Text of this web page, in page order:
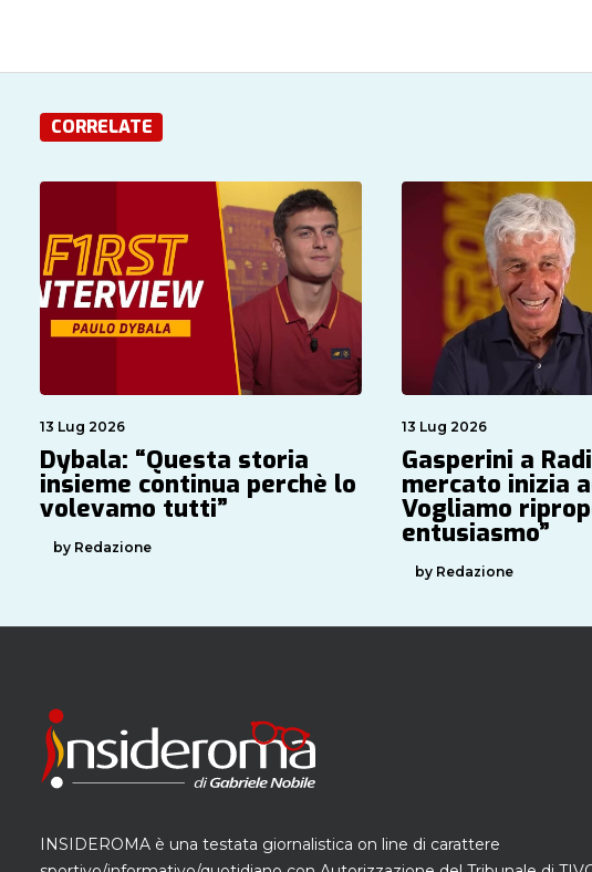
CORRELATE
13 Lug 2026
Dybala: “Questa storia
insieme continua perchè lo
volevamo tutti”
by Redazione
13 Lug 2026
Gasperini a
mercato inizia
Vogliamo
entusiasmo”
by Redazione
INSIDEROMA è una testata giornalistica on line di carattere